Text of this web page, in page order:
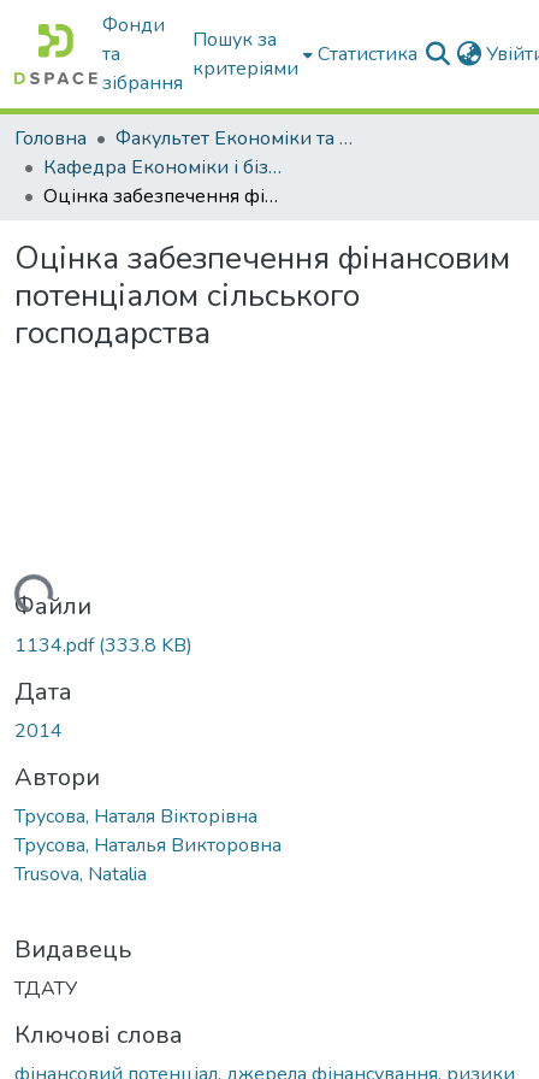
Фонди
та
зібрання
Пошук за
критеріями
Статистика
Головна
Факультет Економіки та бізнесу
Кафедра Економіки і бізнесу
Оцінка забезпечення фінансовим потенціалом сільського господарства
Оцінка забезпечення фінансовим
потенціалом сільського
господарства
Файли
1134.pdf(333.8 KB)
Дата
2014
Автори
Трусова, Наталя Вікторівна
Трусова, Наталья Викторовна
Trusova, Natalia
Видавець
ТДАТУ
Ключові слова